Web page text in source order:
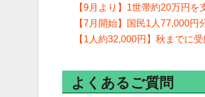
【9月より】1世帯約20万円
【7月開始】国民1人77,000
【1人約32,000円】秋までに
よくあるご質問